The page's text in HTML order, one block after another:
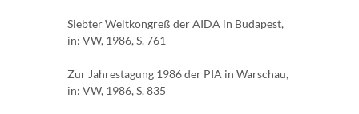
Siebter Weltkongreß der AIDA in Budapest,
in: VW, 1986, S. 761
Zur Jahrestagung 1986 der PIA in Warschau,
in: VW, 1986, S. 835